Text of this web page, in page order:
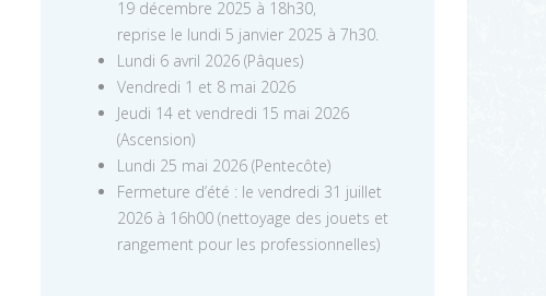
19 décembre 2025 à 18h30,
reprise le lundi 5 janvier 2025 à 7h30.
Lundi 6 avril 2026 (Pâques)
Vendredi 1 et 8 mai 2026
Jeudi 14 et vendredi 15 mai 2026
(Ascension)
Lundi 25 mai 2026 (Pentecôte)
Fermeture d’été : le vendredi 31 juillet
2026 à 16h00 (nettoyage des jouets et
rangement pour les professionnelles)